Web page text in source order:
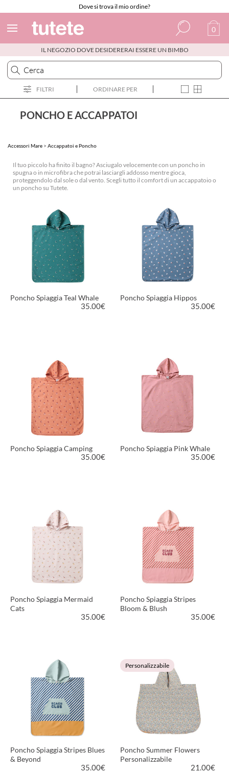
Dove si trova il mio ordine?
Spagnolo
Italiano
Inglese
Portoghese
0
IL NEGOZIO DOVE DESIDERERAI ESSERE UN BIMBO
FILTRI ORDINARE PER
PONCHO E ACCAPPATOI
Accessori Mare > Accappatoi e Poncho
Il tuo piccolo ha finito il bagno? Asciugalo velocemente con un poncho in
spugna o in microfibra che potrai lasciargli addosso mentre gioca,
proteggendolo dal sole o dal vento. Scegli tutto il comfort di un accappatoio o
un poncho su Tutete.
Poncho Spiaggia Teal Whale
35.00€
Poncho Spiaggia Hippos
35.00€
VEDI PRODOTTO
Poncho Spiaggia Camping
35.00€
Poncho Spiaggia Pink Whale
35.00€
Poncho Spiaggia Mermaid
Cats
35.00€
VEDI PRODOTTO
Poncho Spiaggia Stripes
Bloom & Blush
35.00€
VEDI PRODOTTO
Poncho Spiaggia Stripes Blues
& Beyond
35.00€
Personalizzabile
Poncho Summer Flowers
Personalizzabile
21.00€